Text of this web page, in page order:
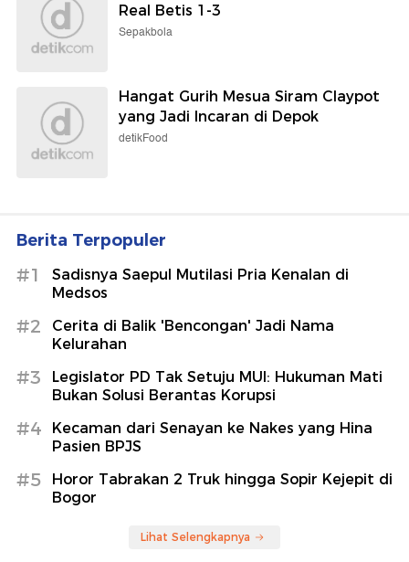
Real Betis 1-3
Sepakbola
Hangat Gurih Mesua Siram Claypot
yang Jadi Incaran di Depok
detikFood
Berita Terpopuler
#1
Sadisnya Saepul Mutilasi Pria Kenalan di
Medsos
#2
Cerita di Balik 'Bencongan' Jadi Nama
Kelurahan
#3
Legislator PD Tak Setuju MUI: Hukuman Mati
Bukan Solusi Berantas Korupsi
#4
Kecaman dari Senayan ke Nakes yang Hina
Pasien BPJS
#5
Horor Tabrakan 2 Truk hingga Sopir Kejepit di
Bogor
Lihat Selengkapnya